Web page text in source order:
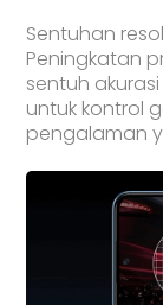
Sentuhan
Peningkatan
sentuh
untuk kontrol
pengalaman